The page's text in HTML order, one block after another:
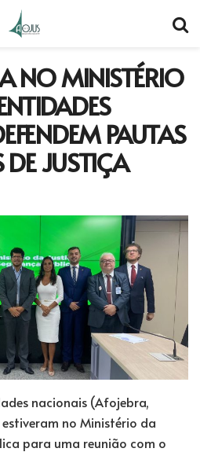
NO MINISTÉRIO
PAUTAS
JUSTIÇA
nacionais (Afojebra,
estiveram no Ministério da
para uma reunião com o